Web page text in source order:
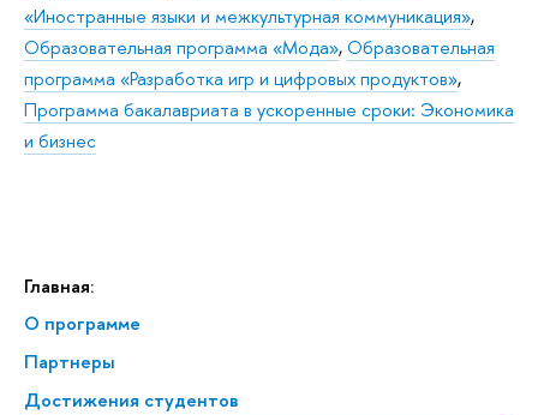
Главная:
О программе
Партнеры
Достижения студентов
«Иностранные языки и межкультурная коммуникация»,
Образовательная программа «Мода»,Образовательная
программа «Разработка игр и цифровых продуктов»,
Программа бакалавриата в ускоренные сроки: Экономика
и бизнес